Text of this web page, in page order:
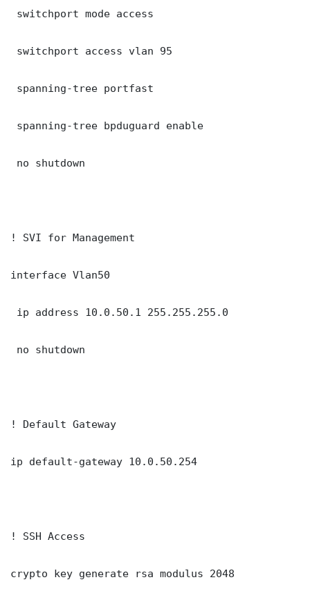
switchport mode access
switchport access vlan 95
spanning-tree portfast
spanning-tree bpduguard enable
no shutdown
! SVI for Management
interface Vlan50
ip address 10.0.50.1 255.255.255.0
no shutdown
! Default Gateway
ip default-gateway 10.0.50.254
! SSH Access
crypto key generate rsa modulus 2048